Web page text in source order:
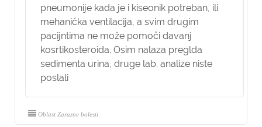
pneumonije kada je i kiseonik potreban, ili
mehanička ventilacija, a svim drugim
pacijntima ne može pomoči davanj
kosrtikosteroida. Osim nalaza preglda
sedimenta urina, druge lab. analize niste
poslali
Oblast Zarazne bolesti